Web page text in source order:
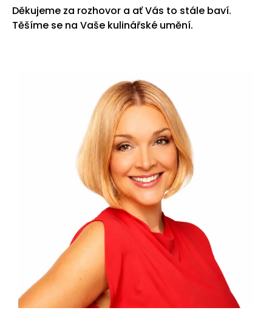
Děkujeme za rozhovor a ať Vás to stále baví.
Těšíme se na Vaše kulinářské umění.